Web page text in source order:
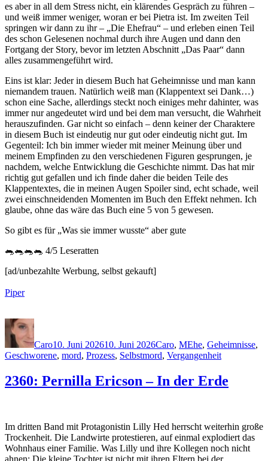
es aber in all dem Stress nicht, ein klärendes Gespräch zu führen –
und weiß immer weniger, woran er bei Pietra ist. Im zweiten Teil
springen wir dann zu ihr – „Die Ehefrau“ – und erleben einen Teil
des schon Gelesenen nochmal durch ihre Augen und dann den
Fortgang der Story, bevor im letzten Abschnitt „Das Paar“ dann
alles zusammengeführt wird.
Eins ist klar: Jeder in diesem Buch hat Geheimnisse und man kann
niemandem trauen. Natürlich weiß man (Klappentext sei Dank…)
schon eine Sache, allerdings steckt noch einiges mehr dahinter, was
immer nur angedeutet wird und bei dem man versucht, die Wahrheit
herauszufinden. Gar nicht so einfach – denn keiner der Charaktere
in diesem Buch ist eindeutig nur gut oder eindeutig nicht gut. Im
Gegenteil: Ich bin immer wieder mit meiner Meinung über und
meinem Empfinden zu den verschiedenen Figuren gesprungen, je
nachdem, welche Entwicklung die Geschichte nimmt. Das hat mir
richtig gut gefallen und ich finde daher die beiden Teile des
Klappentextes, die in meinen Augen Spoiler sind, echt schade, weil
zwei einschneidenden Momenten im Buch den Effekt nehmen. Ich
glaube, ohne das wäre das Buch eine 5 von 5 gewesen.
So gibt es für „Was sie immer wusste“ aber gute
🐀🐀🐀🐀 4/5 Leseratten
[ad/unbezahlte Werbung, selbst gekauft]
Piper
Autor
Caro10. Juni 202610. Juni 2026Caro, MEhe, Geheimnisse,
Geschworene, mord, Prozess, Selbstmord, Vergangenheit
2360: Pernilla Ericson – In der Erde
Im dritten Band mit Protagonistin Lilly Hed herrscht weiterhin große
Trockenheit. Die Landwirte protestieren, auf einmal explodiert das
Wohnhaus einer Familie. Was Lilly und ihre Kollegen noch nicht
ahnen: Die kleine Tochter ist nicht mit ihren Eltern bei der